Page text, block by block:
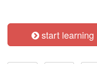
start learning